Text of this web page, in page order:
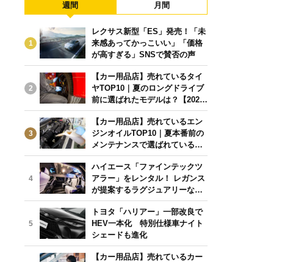
週間 月間
1
レクサス新型「ES」発売！「未
来感あってかっこいい」「価格
が高すぎる」SNSで賛否の声
2
【カー用品店】売れているタイ
ヤTOP10｜夏のロングドライブ
前に選ばれたモデルは？【2026
年6月版】
3
【カー用品店】売れているエン
ジンオイルTOP10｜夏本番前の
メンテナンスで選ばれている人
気モデルは？【2026年6月版】
4
ハイエース「ファインテックツ
アラー」をレンタル！ レガンス
が提案するラグジュアリーな移
動体験
5
トヨタ「ハリアー」一部改良で
HEV一本化 特別仕様車ナイト
シェードも進化
【カー用品店】売れているカー